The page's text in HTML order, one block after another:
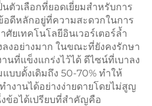
ตัวเลือกที่ยอดเยี่ยมสำหรับการ
อดีหลักอยู่ที่ความสะดวกในการ
ศัยเทคโนโลยีอินเวอร์เตอร์ล้ำ
งอย่างมาก ในขณะที่ยังคงรักษา
นที่แข็งแกร่งไว้ได้ ดีไซน์ที่เบาลง
แบบดั้งเดิมถึง 50-70% ทำให้
ำงานได้อย่างง่ายดายโดยไม่สูญ
ข้อได้เปรียบที่สำคัญคือ